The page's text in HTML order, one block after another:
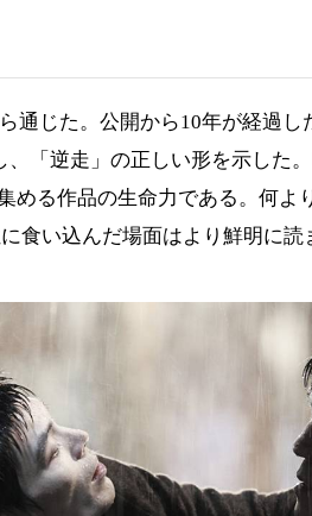
通じた。公開から10年が経過
、「逆走」の正しい形を示した
める作品の生命力である。何よ
食い込んだ場面はより鮮明に読